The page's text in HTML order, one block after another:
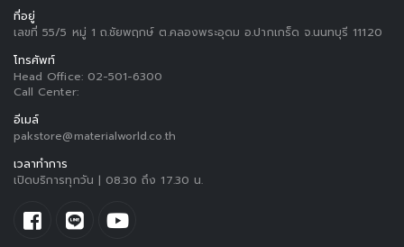
ที่อยู่
เลขที่ 55/5 หมู่ 1 ถ.ชัยพฤกษ์ ต.คลองพระอุดม อ.ปากเกร็ด จ.นนทบุรี 11120
โทรศัพท์
Head Office: 02-501-6300
Call Center:
อีเมล์
pakstore@materialworld.co.th
เวลาทำการ
เปิดบริการทุกวัน | 08.30 ถึง 17.30 น.